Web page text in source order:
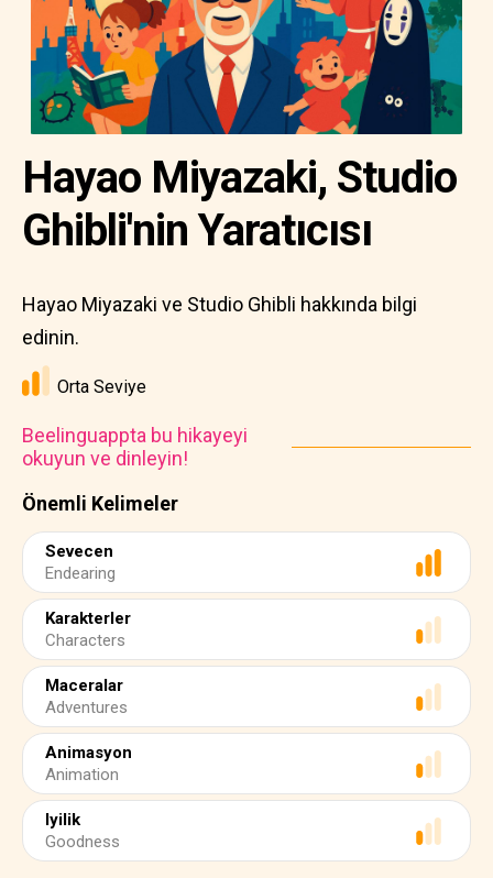
Önemli Kelimeler
Sevecen
Endearing
Karakterler
Characters
Maceralar
Adventures
Animasyon
Animation
Iyilik
Goodness
Hayao Miyazaki, Studio
Ghibli'nin Yaratıcısı
Hayao Miyazaki ve Studio Ghibli hakkında bilgi
edinin.
Orta Seviye
Beelinguappta bu hikayeyi
okuyun ve dinleyin!